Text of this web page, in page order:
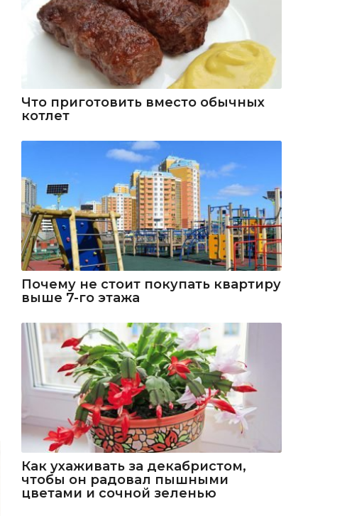
Что приготовить вместо обычных
котлет
Почему не стоит покупать квартиру
выше 7-го этажа
Как ухаживать за декабристом,
чтобы он радовал пышными
цветами и сочной зеленью